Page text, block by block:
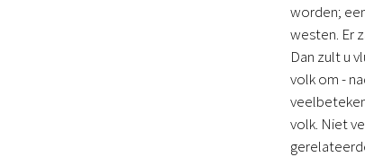
worden;
westen. Er
Dan zult u
volk om -
volk. Niet